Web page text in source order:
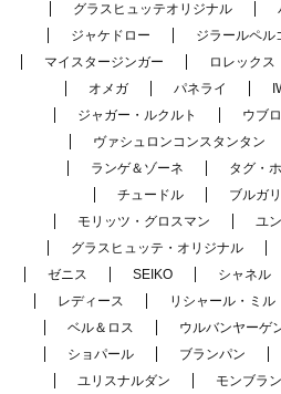
グラスヒュッテオリジナル
ジャケドロー
ジラールペル
マイスタージンガー
ロレックス
オメガ
パネライ
ジャガー・ルクルト
ウブロ
ヴァシュロンコンスタンタン
ランゲ＆ゾーネ
タグ・
チュードル
ブルガリ
モリッツ・グロスマン
ユ
グラスヒュッテ・オリジナル
ゼニス
SEIKO シャネル
レディース
リシャール・ミル
ベル＆ロス
ウルバンヤーゲ
ショパール
ブランパン
ユリスナルダン
モンブラン